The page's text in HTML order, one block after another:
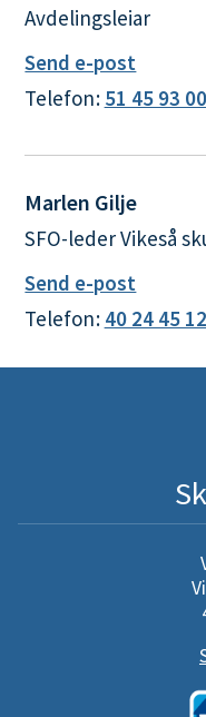
Avdelingsleiar
Send e-post
Eimund
Grøsfjell
Telefon 51 45 93 00
Marlen Gilje
SFO-leder Vikeså
Send e-post
Marlen
Gilje
Telefon 40 24 45 12